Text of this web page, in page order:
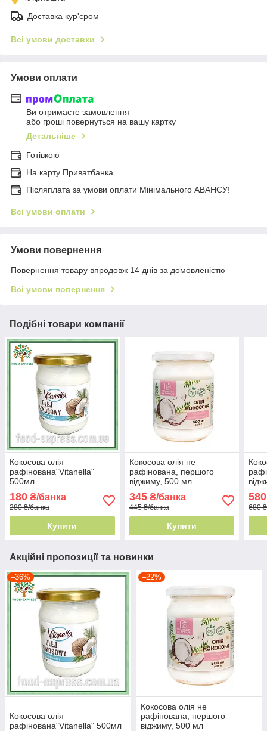
Доставка кур'єром
Всі умови доставки
Умови оплати
Ви отримаєте замовлення
або гроші повернуться на вашу картку
Детальніше
Готівкою
На карту Приватбанка
Післяплата за умови оплати Мінімального АВАНСУ!
Всі умови оплати
Умови повернення
Повернення товару впродовж 14 днів за домовленістю
Всі умови повернення
Подібні товари компанії
Кокосова олія
рафінована"Vitanella"
500мл
180 ₴/банка
280 ₴/банка
Купити
Кокосова олія не
рафінована, першого
віджиму, 500 мл
345₴/банка
445 ₴/банка
Купити
580
680
Акційні пропозиції та новинки
–36%
Кокосова олія
рафінована"Vitanella" 500мл
–22%
Кокосова олія не
рафінована, першого
віджиму, 500 мл